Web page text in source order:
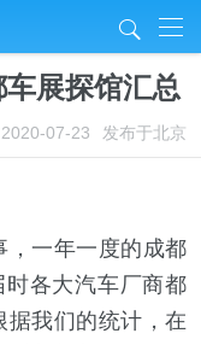
j
展探馆汇总
2020-07-23 发布于北京
一年一度的成都
各大汽车厂商都
据我们的统计，在